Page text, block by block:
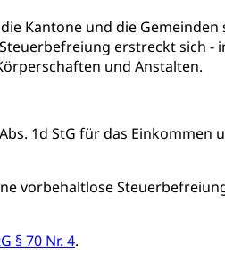
Kantone und die
erstreckt sich -
und Anstalten.
1d StG für das
vorbehaltlose
§ 70 Nr. 4.
Erbschaft, Todesschein,
Wehrpflicht, Berufssoldat,
Polizei, Feuerwehr,